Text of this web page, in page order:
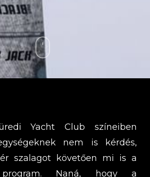
Yacht Club színeiben
nem is kérdés,
szalagot követően mi is a
program. Naná, hogy a